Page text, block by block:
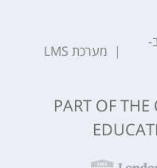
| מערכת LMS
PART OF THE